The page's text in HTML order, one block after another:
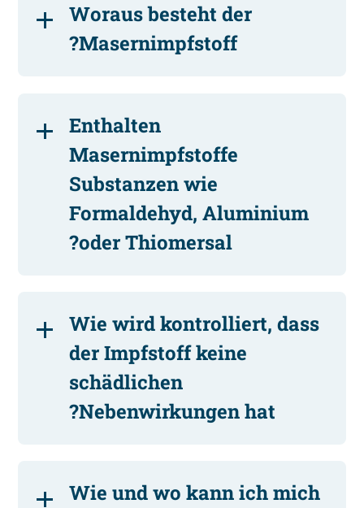
Woraus besteht der
Masernimpfstoff?
Enthalten
Masernimpfstoffe
Substanzen wie
Formaldehyd, Aluminium
oder Thiomersal?
Wie wird kontrolliert, dass
der Impfstoff keine
schädlichen
Nebenwirkungen hat?
Wie und wo kann ich mich